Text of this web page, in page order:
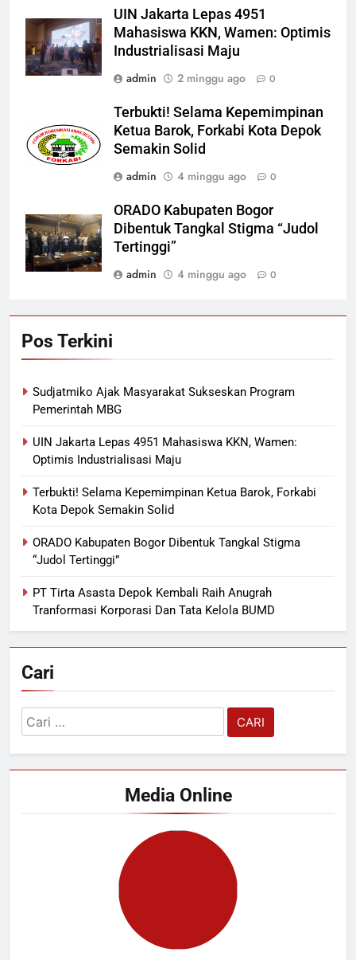
UIN Jakarta Lepas 4951
Mahasiswa KKN, Wamen: Optimis
Industrialisasi Maju
admin
2 minggu ago 0
Terbukti! Selama Kepemimpinan
Ketua Barok, Forkabi Kota Depok
Semakin Solid
admin
4 minggu ago 0
ORADO Kabupaten Bogor
Dibentuk Tangkal Stigma “Judol
Tertinggi”
admin
4 minggu ago 0
Pos Terkini
Sudjatmiko Ajak Masyarakat Sukseskan Program
Pemerintah MBG
UIN Jakarta Lepas 4951 Mahasiswa KKN, Wamen:
Optimis Industrialisasi Maju
Terbukti! Selama Kepemimpinan Ketua Barok, Forkabi
Kota Depok Semakin Solid
ORADO Kabupaten Bogor Dibentuk Tangkal Stigma
“Judol Tertinggi”
PT Tirta Asasta Depok Kembali Raih Anugrah
Tranformasi Korporasi Dan Tata Kelola BUMD
Cari
Cari
untuk:
Media Online